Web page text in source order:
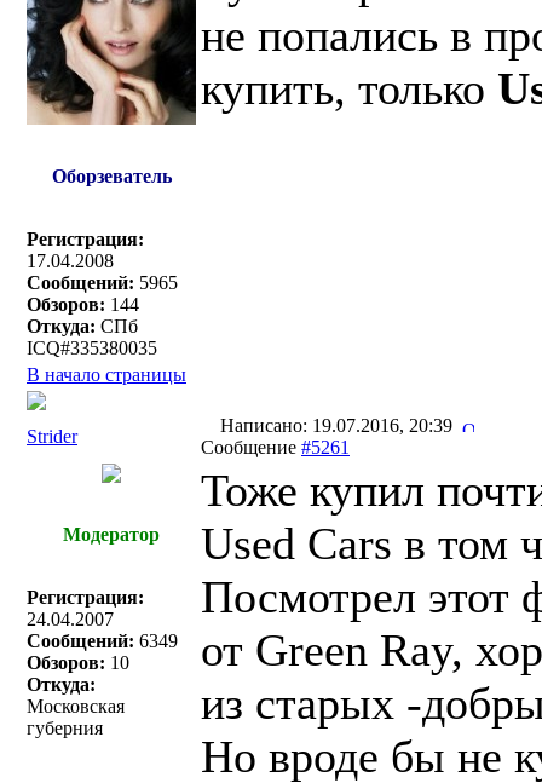
Оборзеватель
Регистрация:
17.04.2008
Сообщений: 5965
Обзоров: 144
Откуда: СПб
ICQ#335380035
не попались в
купить, только
В начало страницы
Strider
Написано: 19.07.2016, 20:39
Сообщение #5261
Модератор
Регистрация:
24.04.2007
Сообщений: 6349
Обзоров: 10
Откуда:
Московская
губерния
Тоже купил
Used Cars в том
Посмотрел этот
от Green Ray,
из старых -
Но вроде бы не